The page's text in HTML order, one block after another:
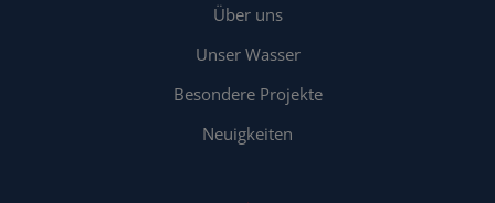
Über uns
Unser Wasser
Besondere Projekte
Neuigkeiten